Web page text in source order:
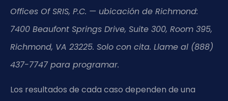
Offices Of SRIS, P.C. — ubicación de Richmond:
7400 Beaufont Springs Drive, Suite 300, Room 395,
Richmond, VA 23225. Solo con cita. Llame al (888)
437-7747 para programar.
Los resultados de cada caso dependen de una